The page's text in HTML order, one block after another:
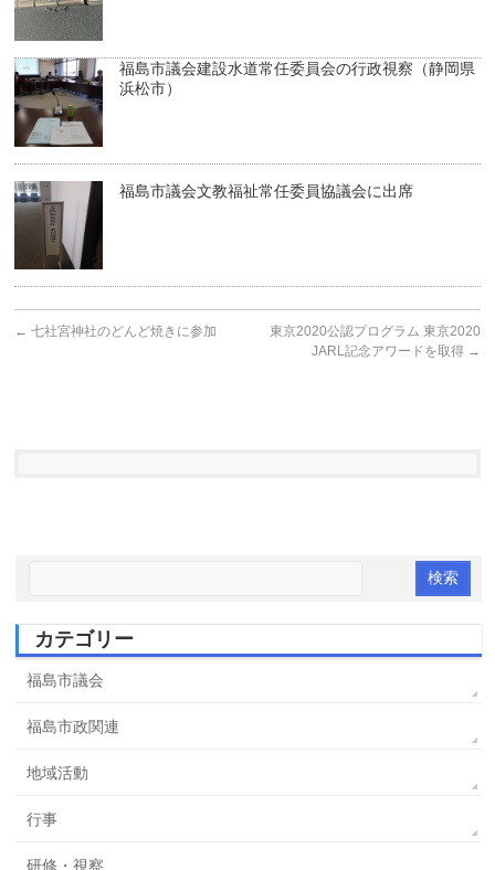
福島市議会建設水道常任委員会の行政視察（静岡県
浜松市）
福島市議会文教福祉常任委員協議会に出席
← 七社宮神社のどんど焼きに参加
東京2020公認プログラム 東京2020
JARL記念アワードを取得 →
カテゴリー
福島市議会
福島市政関連
地域活動
行事
研修・視察